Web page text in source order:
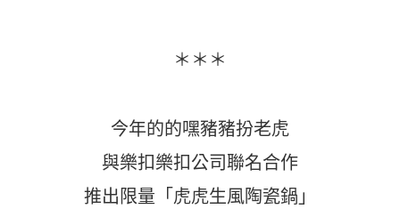
＊＊＊
今年的的嘿豬豬扮老虎
與樂扣樂扣公司聯名合作
推出限量「虎虎生風陶瓷鍋」